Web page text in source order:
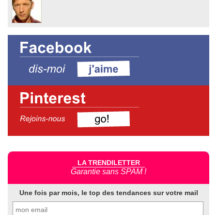
LA TRENDILETTER
Garantie sans SPAM !
Une fois par mois, le top des tendances sur votre mail